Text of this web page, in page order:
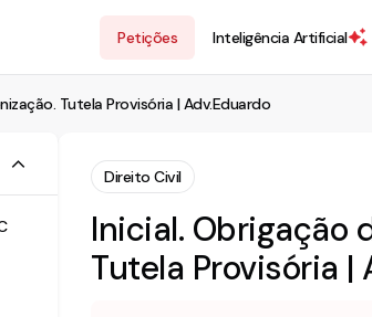
Petições Inteligência Artificial
Tutela Provisória | Adv.Eduardo
Direito Civil
Inicial. Obrigação
Tutela Provisória |